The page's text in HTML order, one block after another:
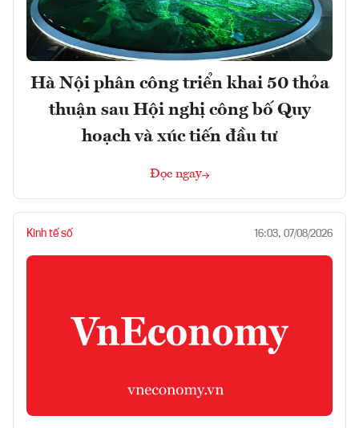
Hà Nội phân công triển khai 50 thỏa
thuận sau Hội nghị công bố Quy
hoạch và xúc tiến đầu tư
Đọc ngay
Kinh tế số 16:03, 07/08/2026